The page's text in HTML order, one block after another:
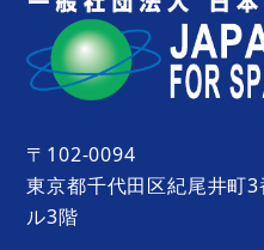
〒102-0094
東京都千代田区紀尾井町
ル3階